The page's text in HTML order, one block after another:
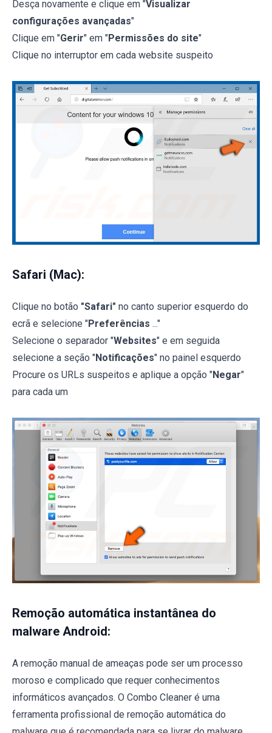
Desça novamente e clique em "Visualizar
configurações avançadas"
Clique em "Gerir" em "Permissões do site"
Clique no interruptor em cada website suspeito
Safari (Mac):
Clique no botão "Safari" no canto superior esquerdo do
ecrã e selecione "Preferências ..."
Selecione o separador "Websites" e em seguida
selecione a seção "Notificações" no painel esquerdo
Procure os URLs suspeitos e aplique a opção "Negar"
para cada um
Remoção automática instantânea do
malware Android:
A remoção manual de ameaças pode ser um processo
moroso e complicado que requer conhecimentos
informáticos avançados. O Combo Cleaner é uma
ferramenta profissional de remoção automática do